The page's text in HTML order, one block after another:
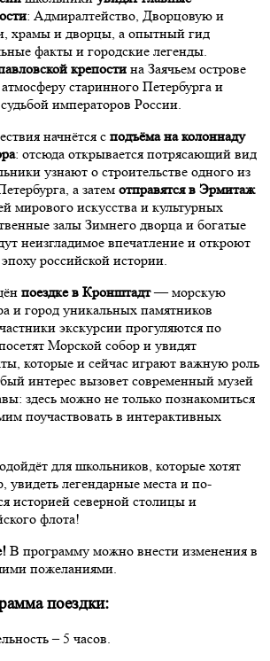
: Адмиралтейство, Дворцовую и
храмы и дворцы, а опытный гид
факты и городские легенды.
крепости на Заячьем острове
старинного Петербурга и
императоров России.
начнётся с подъёма на колоннаду
: отсюда открывается потрясающий вид
узнают о строительстве одного из
а затем отправятся в Эрмитаж
мирового искусства и культурных
залы Зимнего дворца и богатые
неизгладимое впечатление и откроют
российской истории.
поездке в Кронштадт— морскую
и город уникальных памятников
экскурсии прогуляются по
Морской собор и увидят
которые и сейчас играют важную роль
интерес вызовет современный музей
здесь можно не только познакомиться
поучаствовать в интерактивных
для школьников, которые хотят
увидеть легендарные места и по-
историей северной столицы и
флота!
В программу можно внести изменения в
пожеланиями.
поездки:
– 5 часов.